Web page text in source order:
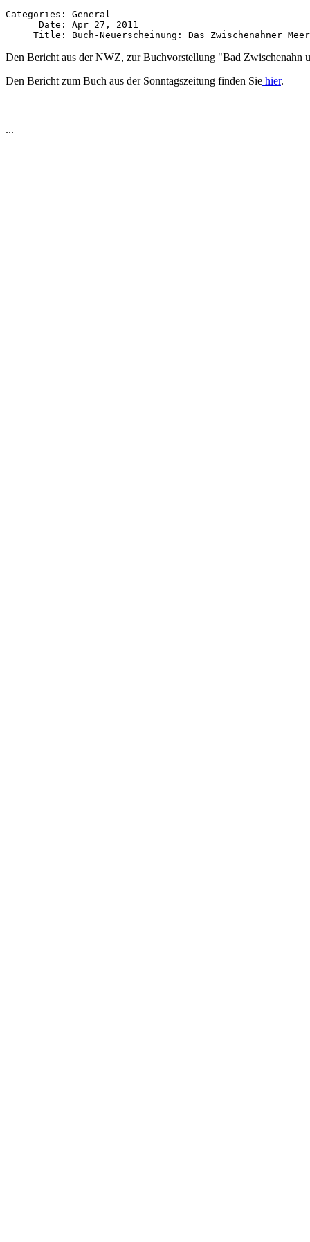
Categories: General
      Date: Apr 27, 2011
Den Bericht aus der NWZ, zur Buchvorstellung "Bad Zwischenahn
Den Bericht zum Buch aus der Sonntagszeitung finden Sie hier.
...